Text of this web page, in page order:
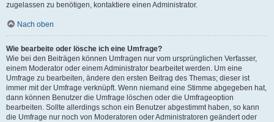
zugelassen zu benötigen, kontaktiere einen Administrator.
Nach oben
Wie bearbeite oder lösche ich eine Umfrage?
Wie bei den Beiträgen können Umfragen nur vom ursprünglichen Verfasser,
einem Moderator oder einem Administrator bearbeitet werden. Um eine
Umfrage zu bearbeiten, ändere den ersten Beitrag des Themas; dieser ist
immer mit der Umfrage verknüpft. Wenn niemand eine Stimme abgegeben hat,
dann können Benutzer die Umfrage löschen oder die Umfrageoption
bearbeiten. Sollte allerdings schon ein Benutzer abgestimmt haben, so kann
die Umfrage nur noch von Moderatoren oder Administratoren geändert oder